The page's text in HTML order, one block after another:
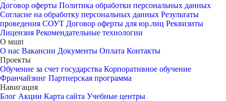
Договор оферты Политика обработки персональных данных
Согласие на обработку персональных данных Результаты
проведения СОУТ Договор оферты для юр.лиц Реквизиты
Лицензия Рекомендательные технологии
О мшп
О нас Вакансии Документы Оплата Контакты
Проекты
Обучение за счет государства Корпоративное обучение
Франчайзинг Партнерская программа
Навигация
Блог Акции Карта сайта Учебные центры